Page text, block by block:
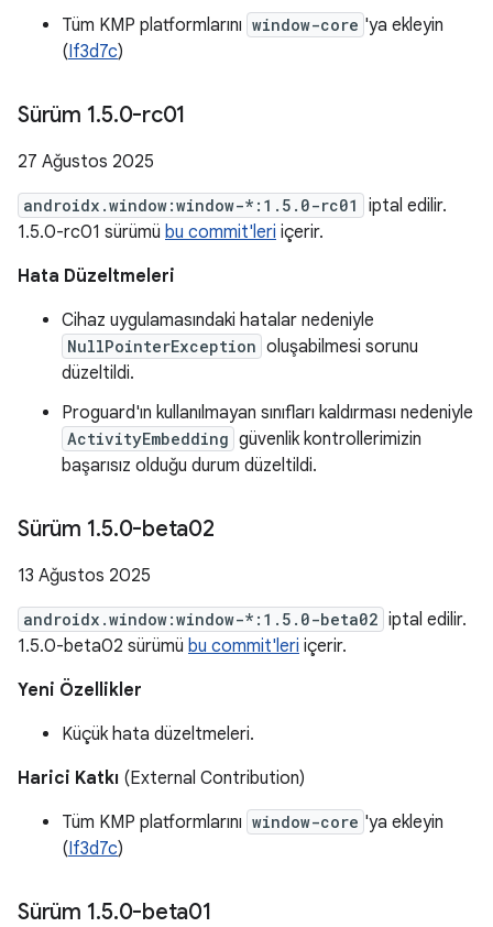
Tüm KMP platformlarını window-core 'ya ekleyin
(If3d7c)
Sürüm 1.5.0-rc01
27 Ağustos 2025
androidx.window:window-*:1.5.0-rc01
iptal edilir.
1.5.0-rc01 sürümü bu commit'leri içerir.
Hata Düzeltmeleri
Cihaz uygulamasındaki hatalar nedeniyle
NullPointerException oluşabilmesi sorunu
düzeltildi.
Proguard'ın kullanılmayan sınıfları kaldırması nedeniyle
ActivityEmbedding güvenlik kontrollerimizin
başarısız olduğu durum düzeltildi.
Sürüm 1.5.0-beta02
13 Ağustos 2025
androidx.window:window-*:1.5.0-beta02 iptal edilir.
1.5.0-beta02 sürümü bu commit'leri içerir.
Yeni Özellikler
Küçük hata düzeltmeleri.
Harici Katkı (External Contribution)
Tüm KMP platformlarını window-core 'ya ekleyin
(If3d7c)
Sürüm 1.5.0-beta01